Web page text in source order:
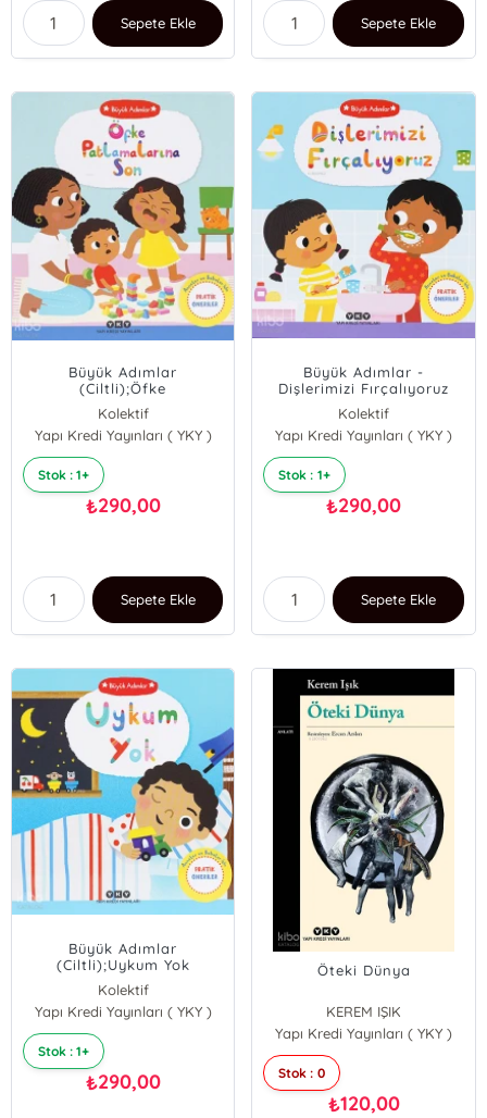
Sepete Ekle Sepete Ekle
Büyük Adımlar
(Ciltli);Öfke
Patlamalarına Son
Kolektif
Yapı Kredi Yayınları ( YKY )
Stok : 1+
₺290,00
Sepete Ekle
Büyük Adımlar -
Dişlerimizi Fırçalıyoruz
(Ciltli)
Kolektif
Yapı Kredi Yayınları ( YKY )
Stok : 1+
₺290,00
Sepete Ekle
Büyük Adımlar
(Ciltli);Uykum Yok
Kolektif
Yapı Kredi Yayınları ( YKY )
Stok : 1+
₺290,00
Öteki Dünya
KEREM IŞIK
Yapı Kredi Yayınları ( YKY )
Stok : 0
₺120,00